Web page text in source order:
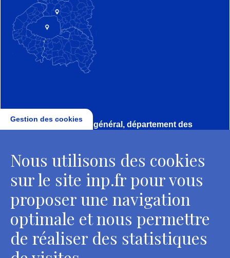
Direction, secrétariat général, département des
2 rue Vivienne - 75002 Paris
Tél. : + 33 1 44 41 16 41
Contacts
Département des restaurateurs
Gestion des cookies
Nous utilisons des cookies
sur le site inp.fr pour vous
proposer une navigation
optimale et nous permettre
de réaliser des statistiques